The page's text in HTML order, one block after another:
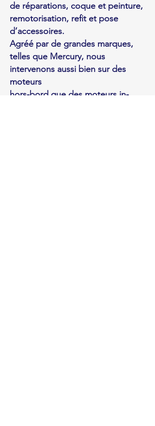
de réparations, coque et peinture,
remotorisation, refit et pose
d’accessoires.
Agréé par de grandes marques,
telles que Mercury, nous
intervenons aussi bien sur des
moteurs
hors-bord que des moteurs in-